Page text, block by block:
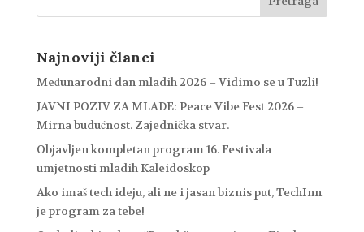
Najnoviji članci
Međunarodni dan mladih 2026 – Vidimo se u Tuzli!
JAVNI POZIV ZA MLADE: Peace Vibe Fest 2026 –
Mirna budućnost. Zajednička stvar.
Objavljen kompletan program 16. Festivala
umjetnosti mladih Kaleidoskop
Ako imaš tech ideju, ali ne i jasan biznis put, TechInn
je program za tebe!